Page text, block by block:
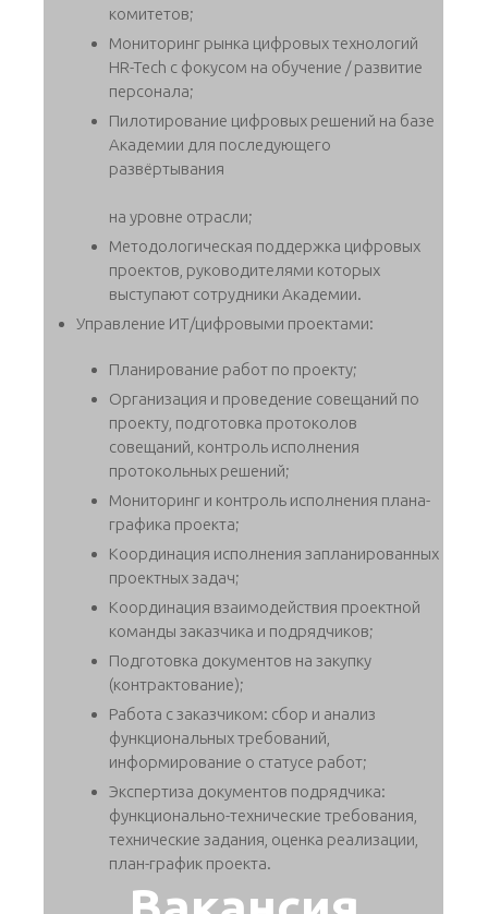
комитетов;
Мониторинг рынка цифровых технологий
HR-Tech c фокусом на обучение / развитие
персонала;
Пилотирование цифровых решений на базе
Академии для последующего
развёртывания
на уровне отрасли;
Методологическая поддержка цифровых
проектов, руководителями которых
выступают сотрудники Академии.
Управление ИТ/цифровыми проектами:
Планирование работ по проекту;
Организация и проведение совещаний по
проекту, подготовка протоколов
совещаний, контроль исполнения
протокольных решений;
Мониторинг и контроль исполнения плана-
графика проекта;
Координация исполнения запланированных
проектных задач;
Координация взаимодействия проектной
команды заказчика и подрядчиков;
Подготовка документов на закупку
(контрактование);
Работа с заказчиком: сбор и анализ
функциональных требований,
информирование о статусе работ;
Экспертиза документов подрядчика:
функционально-технические требования,
технические задания, оценка реализации,
план-график проекта.